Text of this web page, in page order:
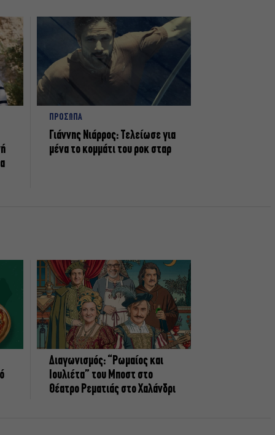
ΠΡΟΣΩΠΑ
Γιάννης Νιάρρος: Τελείωσε για
μένα το κομμάτι του ροκ σταρ
Διαγωνισμός: “Ρωμαίος και
Ιουλιέτα” του Μποστ στο
Θέατρο Ρεματιάς στο Χαλάνδρι